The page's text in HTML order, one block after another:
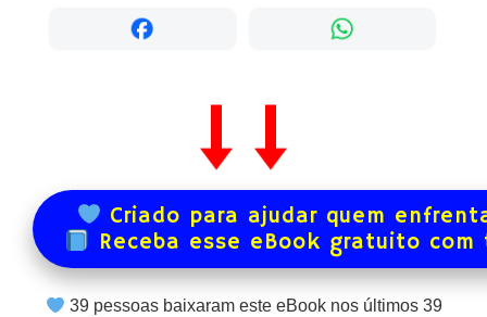
Criado para ajudar quem
Receba esse eBook gratuito
39pessoas baixaram este eBook nos últimos 39